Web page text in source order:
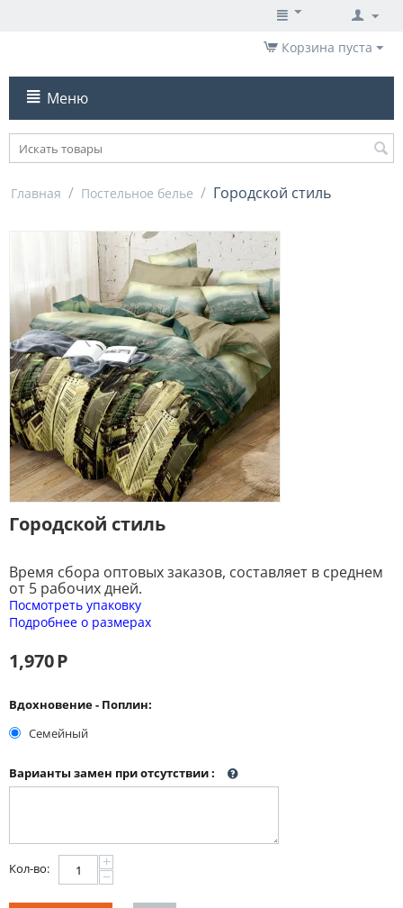
Корзина пуста
Меню
Главная / Постельное белье / Городской стиль
Городской стиль
Время сбора оптовых заказов, составляет в среднем
от 5 рабочих дней.
Посмотреть упаковку
Подробнее о размерах
1,970Р
Вдохновение - Поплин:
Семейный
Варианты замен при отсутствии:
Кол-во: +
−